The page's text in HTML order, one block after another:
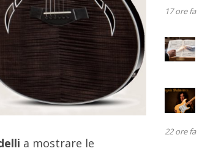
a mostrare le
17 ore fa
22 ore fa